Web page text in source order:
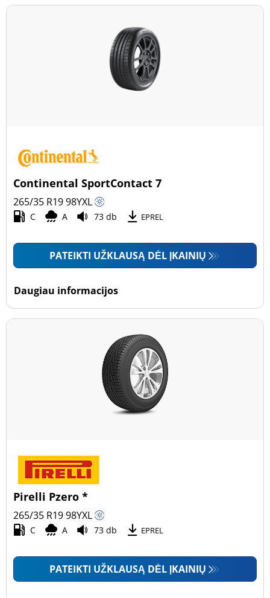
Continental SportContact 7
265/35 R1998YXL
C A 73 db EPREL
PATEIKTI UŽKLAUSĄ DĖL ĮKAINIŲ
Daugiau informacijos
Pirelli Pzero *
265/35 R1998YXL
C A 73 db EPREL
PATEIKTI UŽKLAUSĄ DĖL ĮKAINIŲ